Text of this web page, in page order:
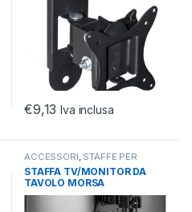
€9,13 Iva inclusa
ACCESSORI, STAFFE PER
SCRIVANIA,TV E PROIETTORI
STAFFA TV/MONITOR DA
TAVOLO MORSA
DIMENSIONI DA 13 A 32 1